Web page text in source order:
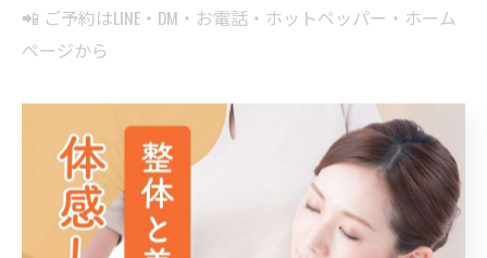
📲 ご予約はLINE・DM・お電話・ホットペッパー・ホーム
ページから
#楽する鍼灸整骨院南福岡院 #鍼灸 #電気鍼 #パルス治療
#膝の痛み #変形性膝関節症 #スポーツ障害 #膝痛改善 #
関節ケア #血流改善 #整体 #大野城市 #春日市 #福岡市南
区 #南福岡駅 #桜並木駅 #楽してキレイに元気に